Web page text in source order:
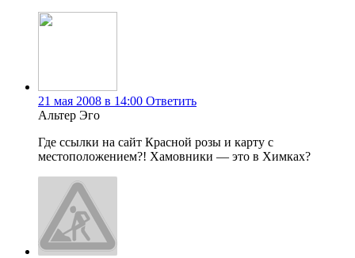
21 мая 2008 в 14:00 Ответить
Альтер Эго
Где ссылки на сайт Красной розы и карту с
местоположением?! Хамовники — это в Химках?